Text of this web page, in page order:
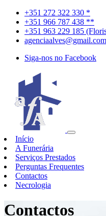
+351 272 322 330 *
+351 966 787 438 **
+351 963 229 185
agenciaalves@gmail.com
Siga-nos no Facebook
Início
A Funerária
Serviços Prestados
Perguntas Frequentes
Contactos
Necrologia
Contactos